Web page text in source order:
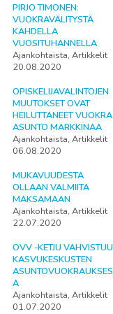
PIRJO TIMONEN:
VUOKRAVÄLITYSTÄ
KAHDELLA
VUOSITUHANNELLA
Ajankohtaista, Artikkelit
20.08.2020
OPISKELIJAVALINTOJEN
MUUTOKSET OVAT
HEILUTTANEET
ASUNTO MARKKINAA
Ajankohtaista, Artikkelit
06.08.2020
MUKAVUUDESTA
OLLAAN VALMIITA
MAKSAMAAN
Ajankohtaista, Artikkelit
22.07.2020
OVV -KETJU VAHVISTUU
KASVUKESKUSTEN
A
Ajankohtaista, Artikkelit
01.07.2020